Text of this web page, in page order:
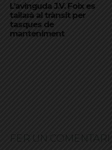
L’avinguda J.V. Foix es
tallarà al trànsit per
tasques de
manteniment
FER UN COMENTARI